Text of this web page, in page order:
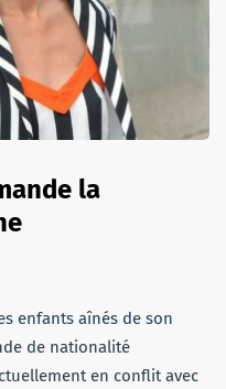
la
enfants aînés de son
de nationalité
en conflit avec